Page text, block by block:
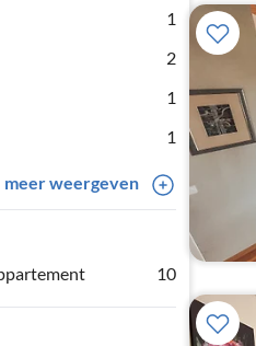
1
2
1
1
meer weergeven
10